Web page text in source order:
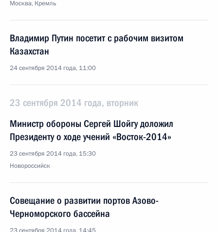
Москва, Кремль
Владимир Путин посетит с рабочим визитом
Казахстан
24 сентября 2014 года, 11:00
23 сентября 2014 года, вторник
Министр обороны Сергей Шойгу доложил
Президенту о ходе учений «Восток-2014»
23 сентября 2014 года, 15:30
Новороссийск
Совещание о развитии портов Азово-
Черноморского бассейна